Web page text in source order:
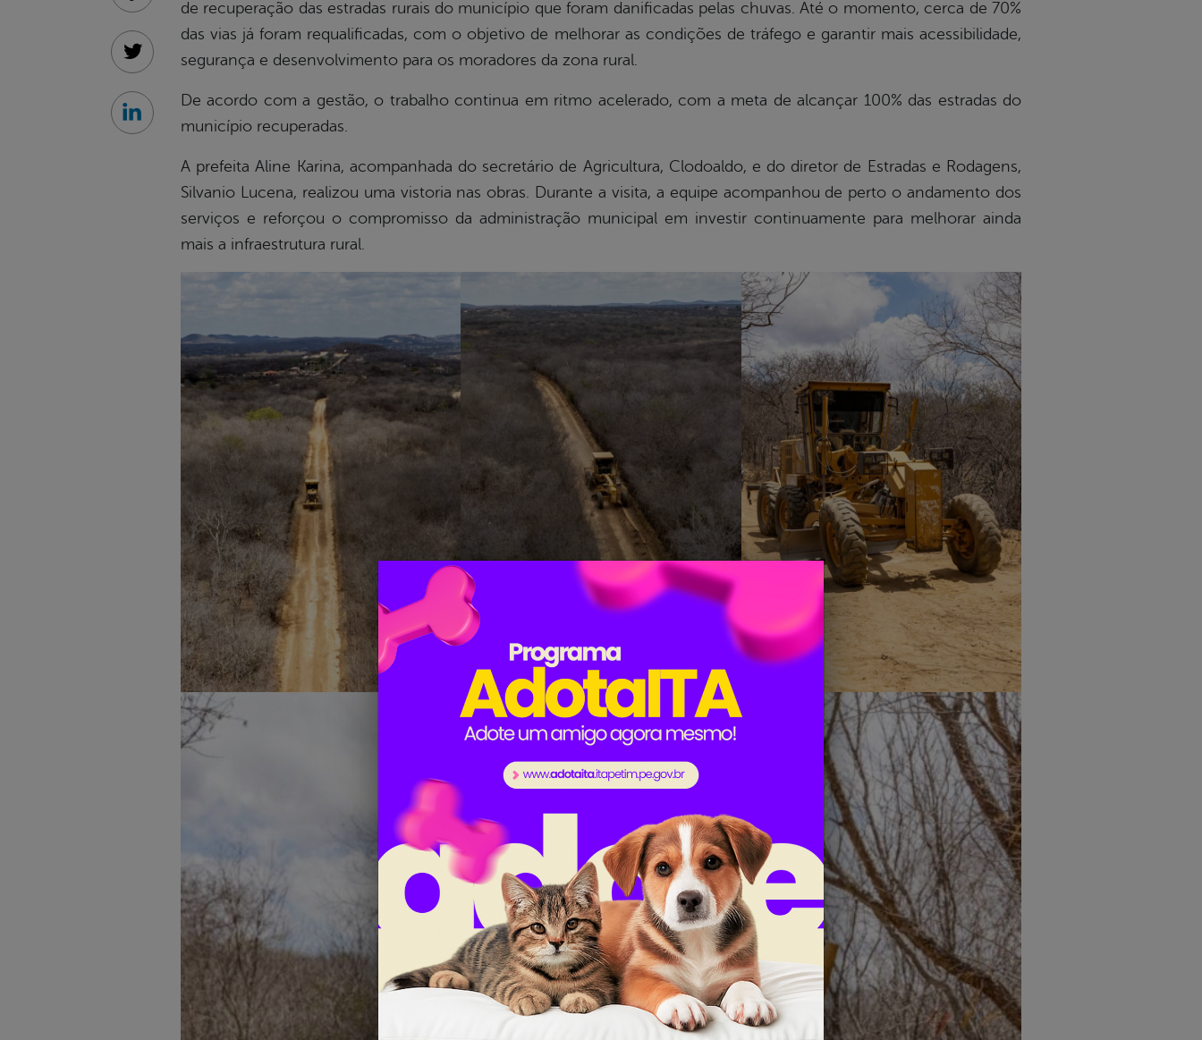
de recuperação das estradas rurais do município que foram danificadas pelas chuvas. Até o momento, cerca de 70%
das vias já foram requalificadas, com o objetivo de melhorar as condições de tráfego e garantir mais acessibilidade,
segurança e desenvolvimento para os moradores da zona rural.
De acordo com a gestão, o trabalho continua em ritmo acelerado, com a meta de alcançar 100% das estradas do
município recuperadas.
A prefeita Aline Karina, acompanhada do secretário de Agricultura, Clodoaldo, e do diretor de Estradas e Rodagens,
Silvanio Lucena, realizou uma vistoria nas obras. Durante a visita, a equipe acompanhou de perto o andamento dos
serviços e reforçou o compromisso da administração municipal em investir continuamente para melhorar ainda
mais a infraestrutura rural.
Twitter
Linkedin